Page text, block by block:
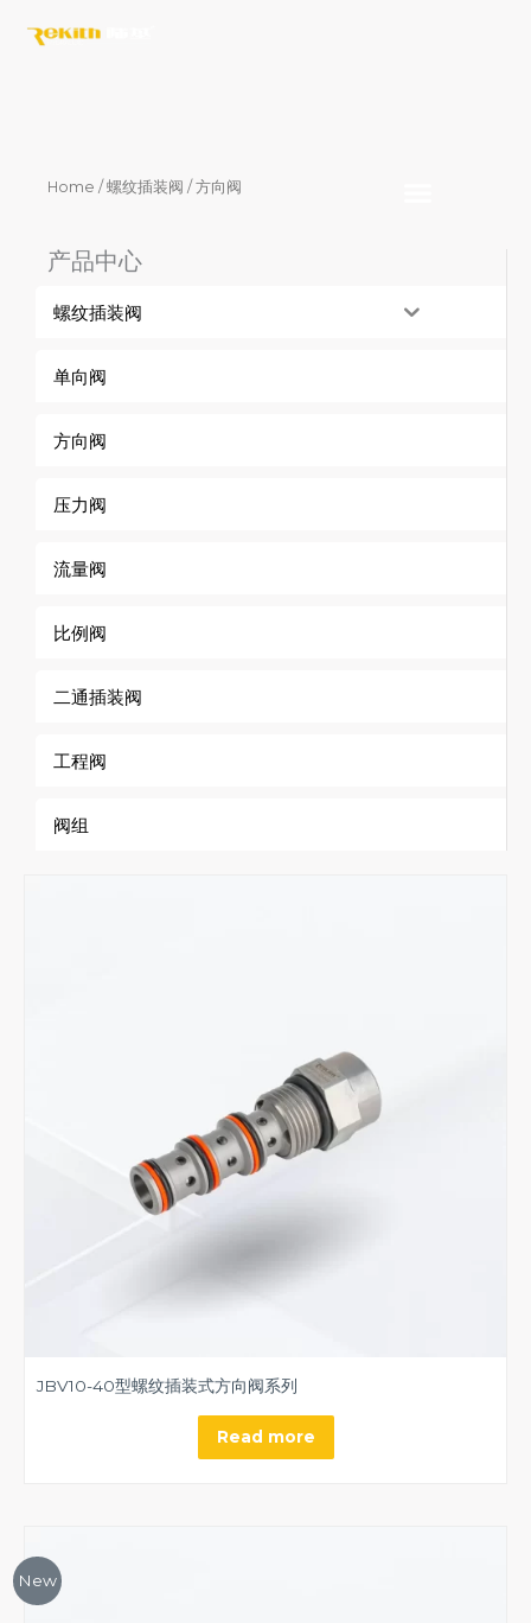
Home / 螺纹插装阀 / 方向阀
产品中心
螺纹插装阀
单向阀
方向阀
压力阀
流量阀
比例阀
二通插装阀
工程阀
阀组
JBV10-40型螺纹插装式方向阀系列
Read more
New